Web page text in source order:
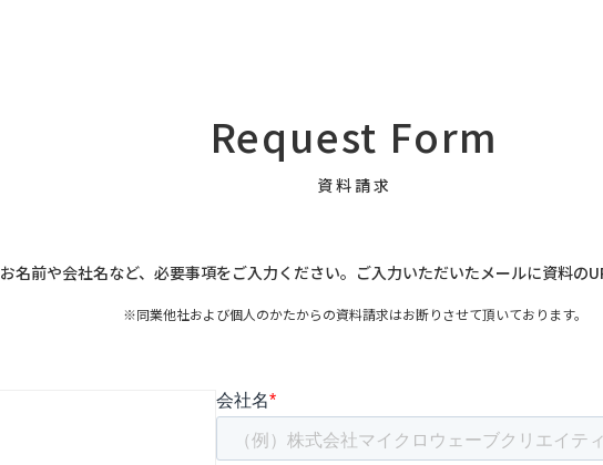
Request Form
資料請求
お名前や会社名など、必要事項をご入力ください。ご入力いただいたメールに資料の
※同業他社および個人のかたからの資料請求はお断りさせて頂いております。